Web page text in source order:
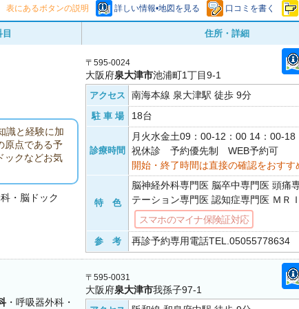
表にあるボタンの説明 詳しい情報•地図を見る 口コミを書く
住所・詳細
識と経験に加
原点である予
ックなどお気
・脳ドック
〒595-0024
大阪府泉大津市池浦町1丁目9-1
アクセス 南海本線 泉大津駅 徒歩 9分
駐 車 場 18台
診療時間
月火水金土09：00-12：00 14：00-
祝休診 予約優先制 WEB予約可
開始・終了時間は直接の確認をおすす
特 色
脳神経外科専門医 脳卒中専門医 頭痛
テーション専門医 認知症専門医 ＭＲ
スマホのマイナ保険証対応
参 考 再診予約専用電話TEL.05055778634
・呼吸器外科・
〒595-0031
大阪府泉大津市我孫子97-1